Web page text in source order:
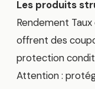
Les produits
Rendement
offrent des
protection
Attention :